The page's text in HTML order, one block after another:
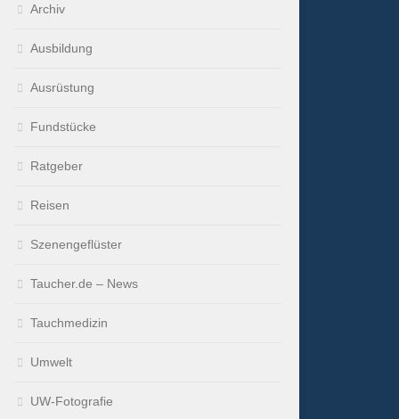
Archiv
Ausbildung
Ausrüstung
Fundstücke
Ratgeber
Reisen
Szenengeflüster
Taucher.de – News
Tauchmedizin
Umwelt
UW-Fotografie